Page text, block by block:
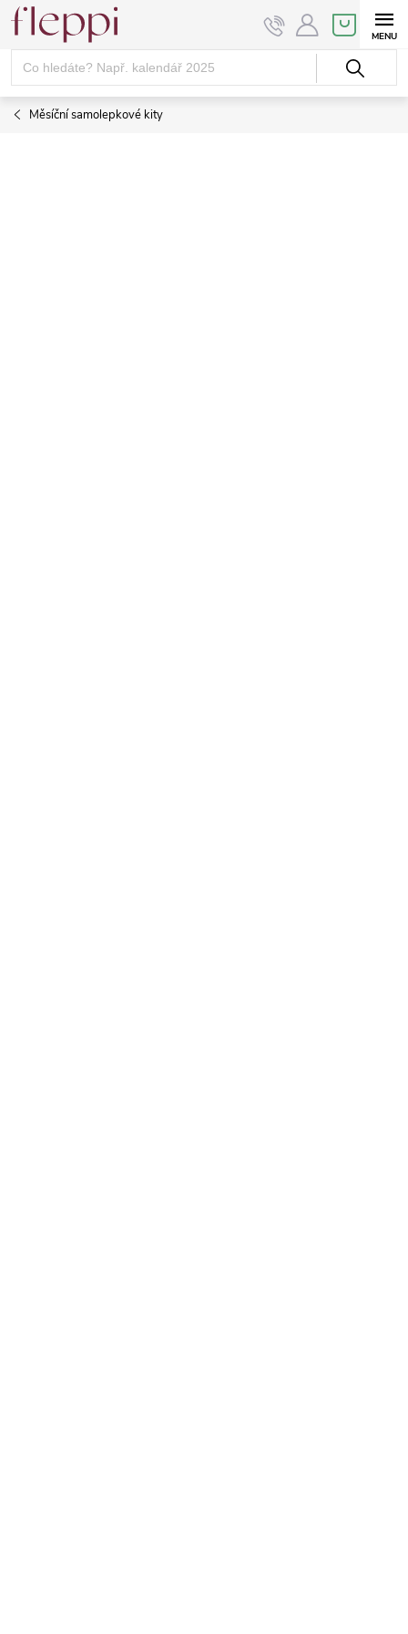
Přejít
obsah
NÁKUPNÍ
KOŠÍK
Měsíční samolepkové kity